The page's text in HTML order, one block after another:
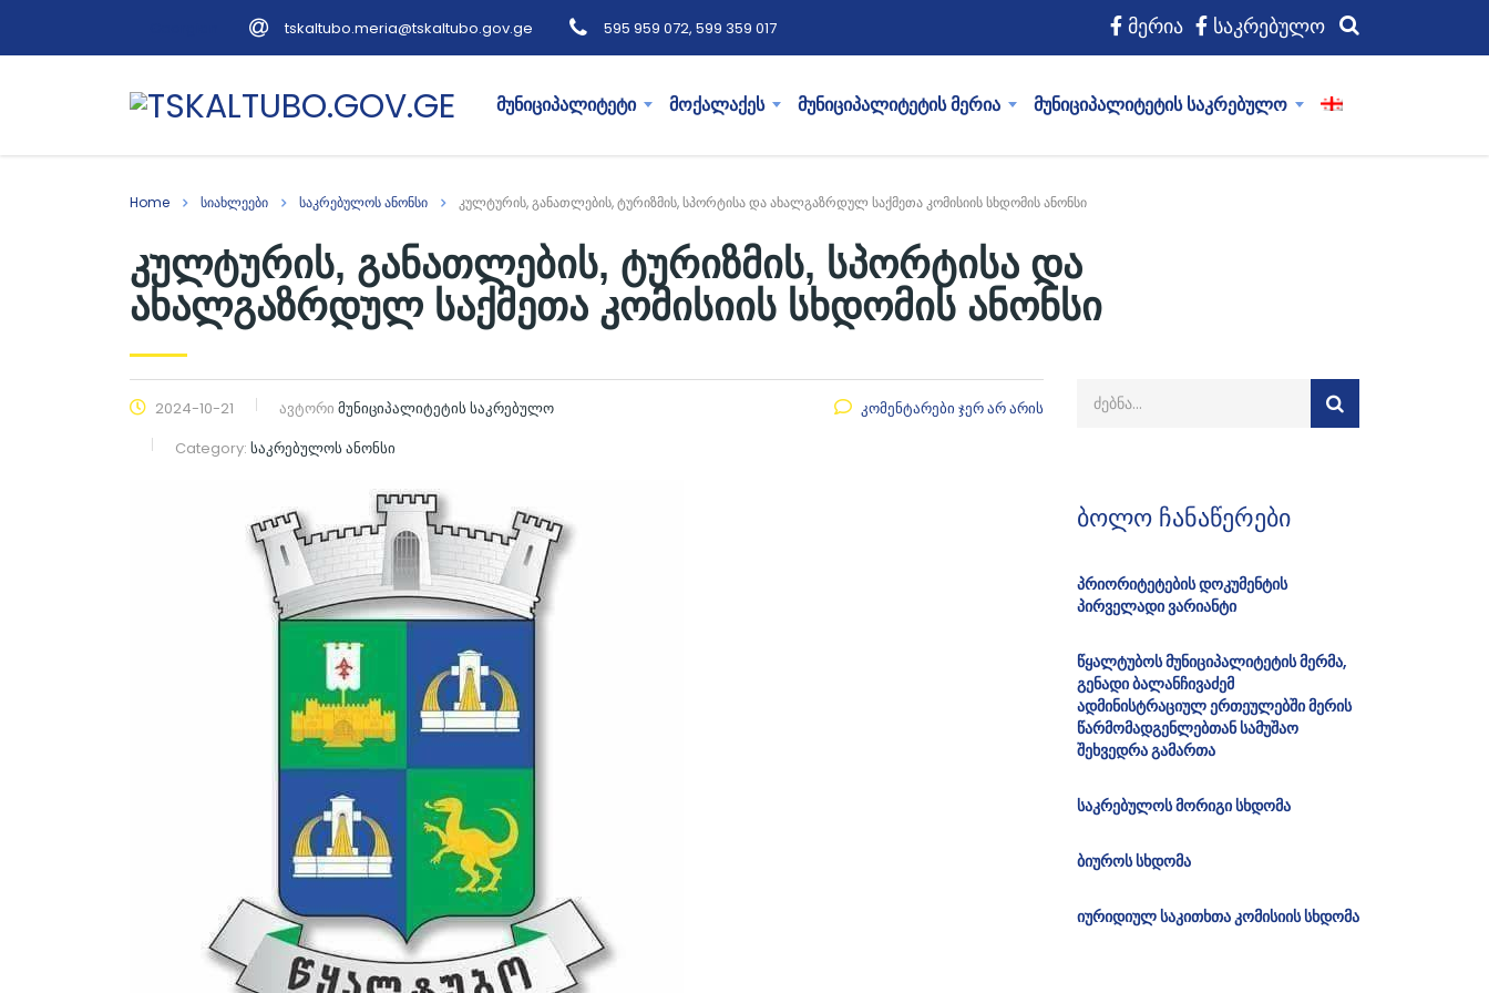
tskaltubo.meria@tskaltubo.gov.ge 595 959 072, 599 359 017 მერია საკრებულო
მუნიციპალიტეტი მოქალაქეს მუნიციპალიტეტის მერია მუნიციპალიტეტის საკრებულო
Home სიახლეები საკრებულოს ანონსი კულტურის, განათლების, ტურიზმის, სპორტისა და ახალგაზრდულ საქმეთა კომისიის სხდომის ანონსი
კულტურის, განათლების, ტურიზმის, სპორტისა და
ახალგაზრდულ საქმეთა კომისიის სხდომის ანონსი
2024-10-21 ავტორი მუნიციპალიტეტის საკრებულო
Category: საკრებულოს ანონსი
კომენტარები ჯერ არ არის
ბოლო ჩანაწერები
პრიორიტეტების დოკუმენტის
პირველადი ვარიანტი
წყალტუბოს მუნიციპალიტეტის მერმა,
გენადი ბალანჩივაძემ
ადმინისტრაციულ ერთეულებში მერის
წარმომადგენლებთან სამუშაო
შეხვედრა გამართა
საკრებულოს მორიგი სხდომა
ბიუროს სხდომა
იურიდიულ საკითხთა კომისიის სხდომა